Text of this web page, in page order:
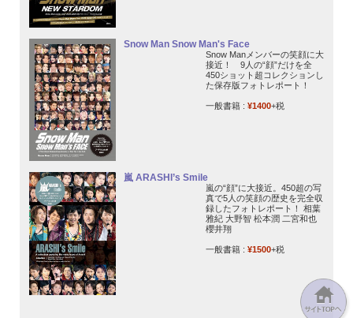
Snow Man Snow Man's Face
Snow Manメンバーの笑顔に大
接近！ 9人の“顔”だけを全
450ショット超コレクションし
た保存版フォトレポート！
一般書籍 : ¥1400+税
嵐 ARASHI’s Smile
嵐の“顔”に大接近。450超の写
真で5人の笑顔の歴史を完全収
録したフォトレポート！ 相葉
雅紀 大野智 松本潤 二宮和也
櫻井翔
一般書籍 : ¥1500+税